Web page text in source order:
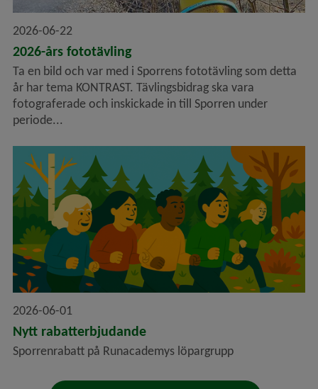
2026-06-22
2026-års fototävling
Ta en bild och var med i Sporrens fototävling som detta
år har tema KONTRAST. Tävlingsbidrag ska vara
fotograferade och inskickade in till Sporren under
periode...
2026-06-01
Nytt rabatterbjudande
Sporrenrabatt på Runacademys löpargrupp